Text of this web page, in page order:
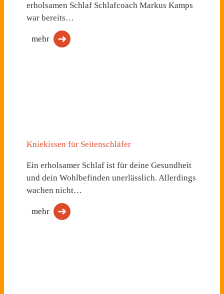
erholsamen Schlaf Schlafcoach Markus Kamps
war bereits…
mehr
Kniekissen für Seitenschläfer
Ein erholsamer Schlaf ist für deine Gesundheit
und dein Wohlbefinden unerlässlich. Allerdings
wachen nicht…
mehr